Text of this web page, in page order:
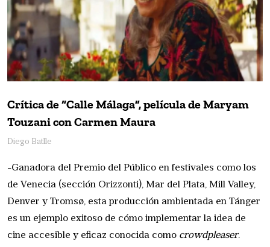
Crítica de “Calle Málaga”, película de Maryam
Touzani con Carmen Maura
Diego Batlle
-Ganadora del Premio del Público en festivales como los
de Venecia (sección Orizzonti), Mar del Plata, Mill Valley,
Denver y Tromsø, esta producción ambientada en Tánger
es un ejemplo exitoso de cómo implementar la idea de
cine accesible y eficaz conocida como crowdpleaser.